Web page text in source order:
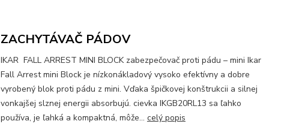
ZACHYTÁVAČ PÁDOV
IKAR FALL ARREST MINI BLOCK zabezpečovač proti pádu – mini Ikar
Fall Arrest mini Block je nízkonákladový vysoko efektívny a dobre
vyrobený blok proti pádu z mini. Vďaka špičkovej konštrukcii a silnej
vonkajšej slznej energii absorbujú. cievka IKGB20RL13 sa ľahko
používa, je ľahká a kompaktná, môže... celý popis